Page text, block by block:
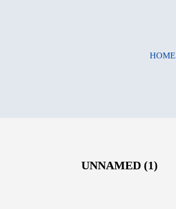
HOME
UNNAMED (1)